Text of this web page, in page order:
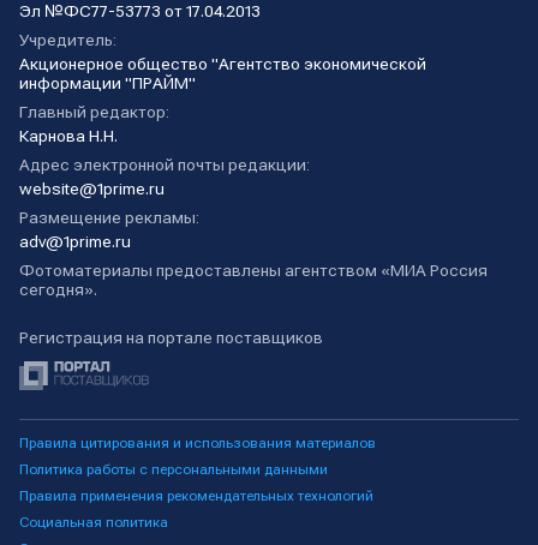
Эл №ФС77-53773 от 17.04.2013
Учредитель:
Акционерное общество "Агентство экономической
информации "ПРАЙМ"
Главный редактор:
Карнова Н.Н.
Адрес электронной почты редакции:
website@1prime.ru
Размещение рекламы:
adv@1prime.ru
Фотоматериалы предоставлены агентством «МИА Россия
сегодня».
Регистрация на портале поставщиков
Правила цитирования и использования материалов
Политика работы с персональными данными
Правила применения рекомендательных технологий
Социальная политика